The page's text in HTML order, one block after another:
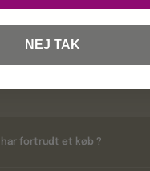
har fortrudt et køb ?
NEJ TAK